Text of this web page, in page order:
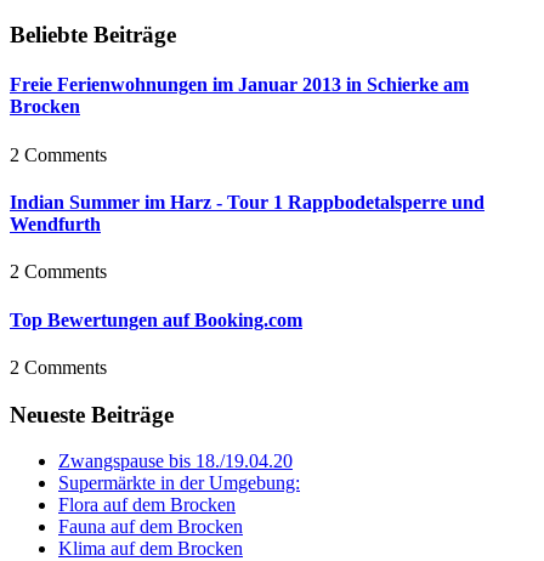
Beliebte Beiträge
Freie Ferienwohnungen im Januar 2013 in Schierke am
Brocken
2 Comments
Indian Summer im Harz - Tour 1 Rappbodetalsperre und
Wendfurth
2 Comments
Top Bewertungen auf Booking.com
2 Comments
Neueste Beiträge
Zwangspause bis 18./19.04.20
Supermärkte in der Umgebung:
Flora auf dem Brocken
Fauna auf dem Brocken
Klima auf dem Brocken